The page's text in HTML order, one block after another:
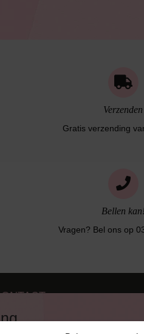
Verzenden
Gratis verzending
Bellen
Vragen? Bel ons op
RL Zwolle